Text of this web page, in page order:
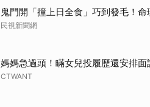
鬼門開「撞上日全食」巧到發毛！
民視新聞網
媽媽急過頭！瞞女兒投履歷還安排
CTWANT